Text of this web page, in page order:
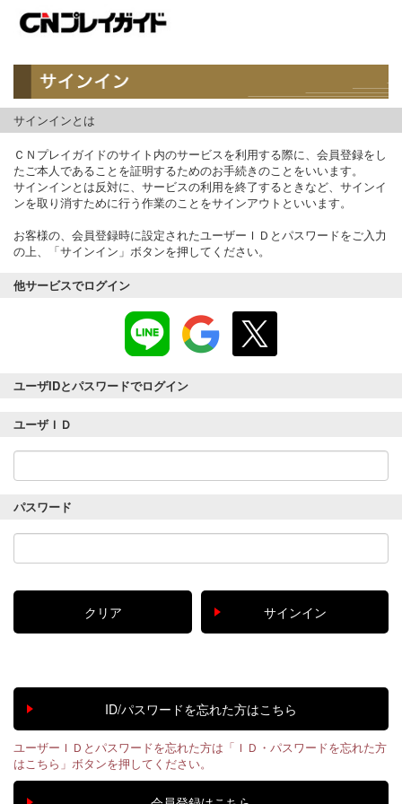
サインインとは
ＣＮプレイガイドのサイト内のサービスを利用する際に、会員登録をし
たご本人であることを証明するためのお手続きのことをいいます。
サインインとは反対に、サービスの利用を終了するときなど、サインイ
ンを取り消すために行う作業のことをサインアウトといいます。
お客様の、会員登録時に設定されたユーザーＩＤとパスワードをご入力
の上、「サインイン」ボタンを押してください。
他サービスでログイン
ユーザIDとパスワードでログイン
ユーザＩＤ
パスワード
ユーザーＩＤとパスワードを忘れた方は「ＩＤ・パスワードを忘れた方
はこちら」ボタンを押してください。